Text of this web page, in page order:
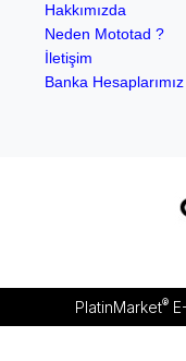
Hakkımızda
Neden Mototad ?
İletişim
Banka Hesaplarımız
PlatinMarket®